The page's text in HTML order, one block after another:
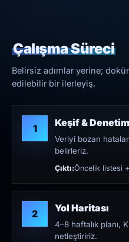
Çalışma Süreci
Belirsiz adımlar yerine;
edilebilir bir ilerleyiş.
1 Keşif & Denetim
Veriyi bozan
belirleriz.
Çıktı:Öncelik listesi
2 Yol Haritası
4–8 haftalık planı,
netleştiririz.